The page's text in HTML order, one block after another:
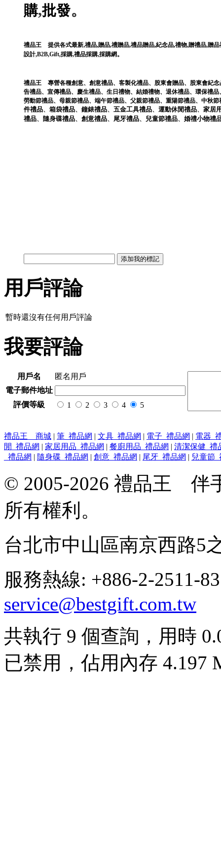
購,批發。
禮品王 提供各式最新,禮品,贈品,禮贈品,禮品贈品,紀念品,禮物,贈禮品,贈品
設計,B2B,Gift,採購,禮品採購,採購網。
禮品王 專營各種創意、 創意禮品、 客製化禮品、 股東會贈品、 股東會紀念
告禮品、 宣傳禮品、 慶生禮品、 生日禮物、 結婚禮物、 退休禮品、 環保禮品
勞動節禮品、 母親節禮品、 端午節禮品、 父親節禮品、 重陽節禮品、 中秋節
件禮品、 箱袋禮品、 鐘錶禮品、 五金工具禮品、 運動休閒禮品、 家居
禮品、 隨身碟禮品、 創意禮品、 尾牙禮品、 兒童節禮品、 婚禮小物禮
用戶評論
暫時還沒有任何用戶評論
我要評論
用戶名
匿名用戶
電子郵件地址
評價等級
1 2 3 4 5
禮品王 商城 | 筆_禮品網 | 文具_禮品網 | 電子_禮品網 | 電器_
閒_禮品網 | 家居用品_禮品網 | 餐廚用品_禮品網 | 清潔保健_禮
_禮品網 | 隨身碟_禮品網 | 創意_禮品網 | 尾牙_禮品網 | 兒童節
© 2005-2026 禮品王 伴
所有權利。
台北市中山區南京西路5
服務熱線: +886-2-
service@bestgift.com.tw
共執行 9 個查詢，用時
已禁用，佔用內存 4.197